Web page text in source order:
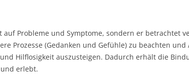
HYPNOSYSTEMISCH
ACHTSAMKEIT
auf Probleme und Symptome, sondern er betrachtet
Prozesse (Gedanken und Gefühle) zu beachten
Hilflosigkeit auszusteigen. Dadurch erhält die
erlebt.